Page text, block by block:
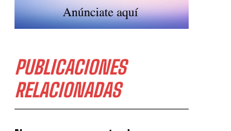
PUBLICACIONES
RELACIONADAS